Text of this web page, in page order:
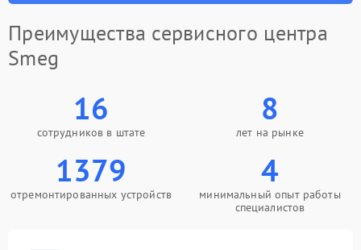
Преимущества сервисного центра
Smeg
16
сотрудников в штате
8
лет на рынке
1379
отремонтированных устройств
4
минимальный опыт работы
специалистов